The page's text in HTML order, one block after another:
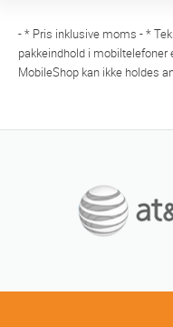
- * Pris inklusive moms - *
pakkeindhold i mobiltelefoner
MobileShop kan ikke holdes